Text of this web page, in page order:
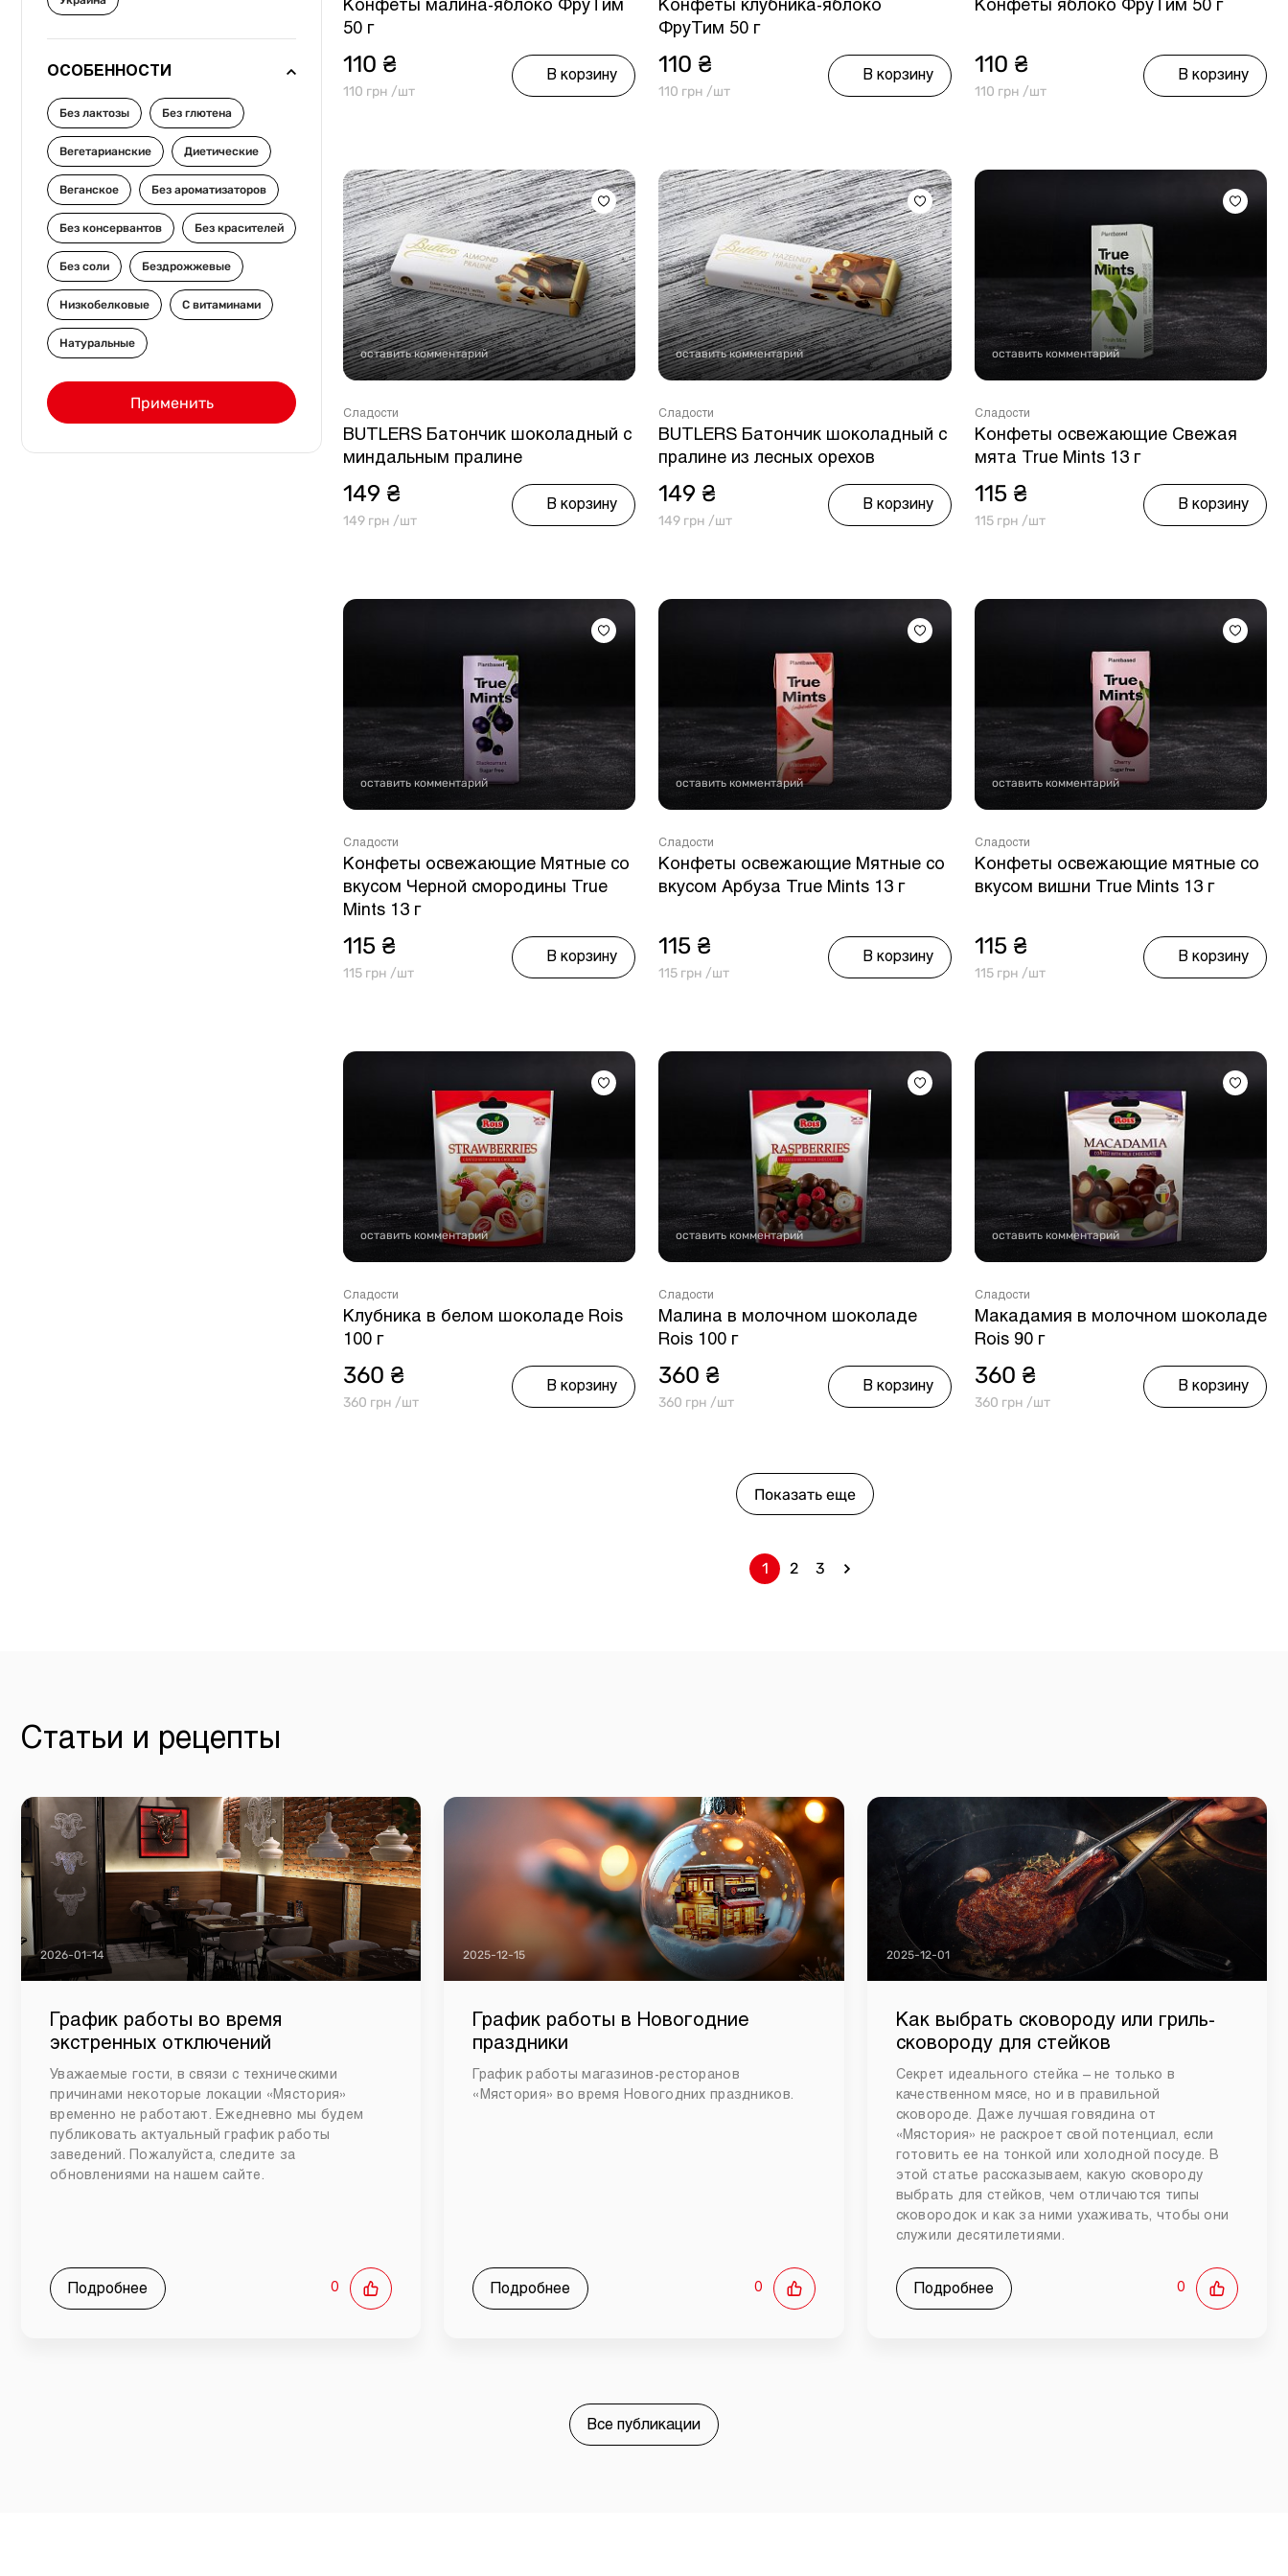
Другое
ОСОБЕННОСТИ
Без лактозы Без глютена
Вегетарианские Диетические
Веганское Без ароматизаторов
Без консервантов Без красителей
Без соли Бездрожжевые
Низкобелковые С витаминами
Натуральные
Применить
Конфеты малина-яблоко ФруТим
50 г
110 ₴
110 грн /шт
В корзину
Конфеты клубника-яблоко
ФруТим 50 г
110 ₴
110 грн /шт
В корзину
Конфеты яблоко ФруТим 50 г
110 ₴
110 грн /шт
В корзину
оставить комментарий
Сладости
BUTLERS Батончик шоколадный с
миндальным пралине
149 ₴
149 грн /шт
В корзину
оставить комментарий
Сладости
BUTLERS Батончик шоколадный с
пралине из лесных орехов
149 ₴
149 грн /шт
В корзину
оставить комментарий
Сладости
Конфеты освежающие Свежая
мята True Mints 13 г
115 ₴
115 грн /шт
В корзину
оставить комментарий
Сладости
Конфеты освежающие Мятные со
вкусом Черной смородины True
Mints 13 г
115 ₴
115 грн /шт
В корзину
оставить комментарий
Сладости
Конфеты освежающие Мятные со
вкусом Арбуза True Mints 13 г
115 ₴
115 грн /шт
В корзину
оставить комментарий
Сладости
Конфеты освежающие мятные со
вкусом вишни True Mints 13 г
115 ₴
115 грн /шт
В корзину
оставить комментарий
Сладости
Клубника в белом шоколаде Rois
100 г
360 ₴
360 грн /шт
В корзину
оставить комментарий
Сладости
Малина в молочном шоколаде
Rois 100 г
360 ₴
360 грн /шт
В корзину
оставить комментарий
Сладости
Макадамия в молочном шоколаде
Rois 90 г
360 ₴
360 грн /шт
В корзину
Показать еще
1 2 3
Статьи и рецепты
2026-01-14
График работы во время
экстренных отключений
Уважаемые гости, в связи с техническими
причинами некоторые локации «Мястория»
временно не работают. Ежедневно мы будем
публиковать актуальный график работы
заведений. Пожалуйста, следите за
обновлениями на нашем сайте.
Подробнее 0
2025-12-15
График работы в Новогодние
праздники
График работы магазинов-ресторанов
«Мястория» во время Новогодних праздников.
Подробнее 0
2025-12-01
Как выбрать сковороду или гриль-
сковороду для стейков
Секрет идеального стейка – не только в
качественном мясе, но и в правильной
сковороде. Даже лучшая говядина от
«Мястория» не раскроет свой потенциал, если
готовить ее на тонкой или холодной посуде. В
этой статье рассказываем, какую сковороду
выбрать для стейков, чем отличаются типы
сковородок и как за ними ухаживать, чтобы они
служили десятилетиями.
Подробнее 0
Все публикации